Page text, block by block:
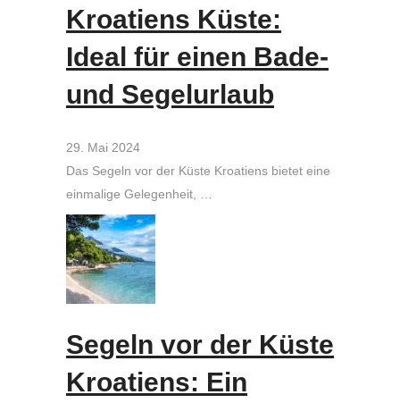
Kroatiens Küste:
Ideal für einen Bade-
und Segelurlaub
29. Mai 2024
Das Segeln vor der Küste Kroatiens bietet eine
einmalige Gelegenheit, …
Segeln vor der Küste
Kroatiens: Ein